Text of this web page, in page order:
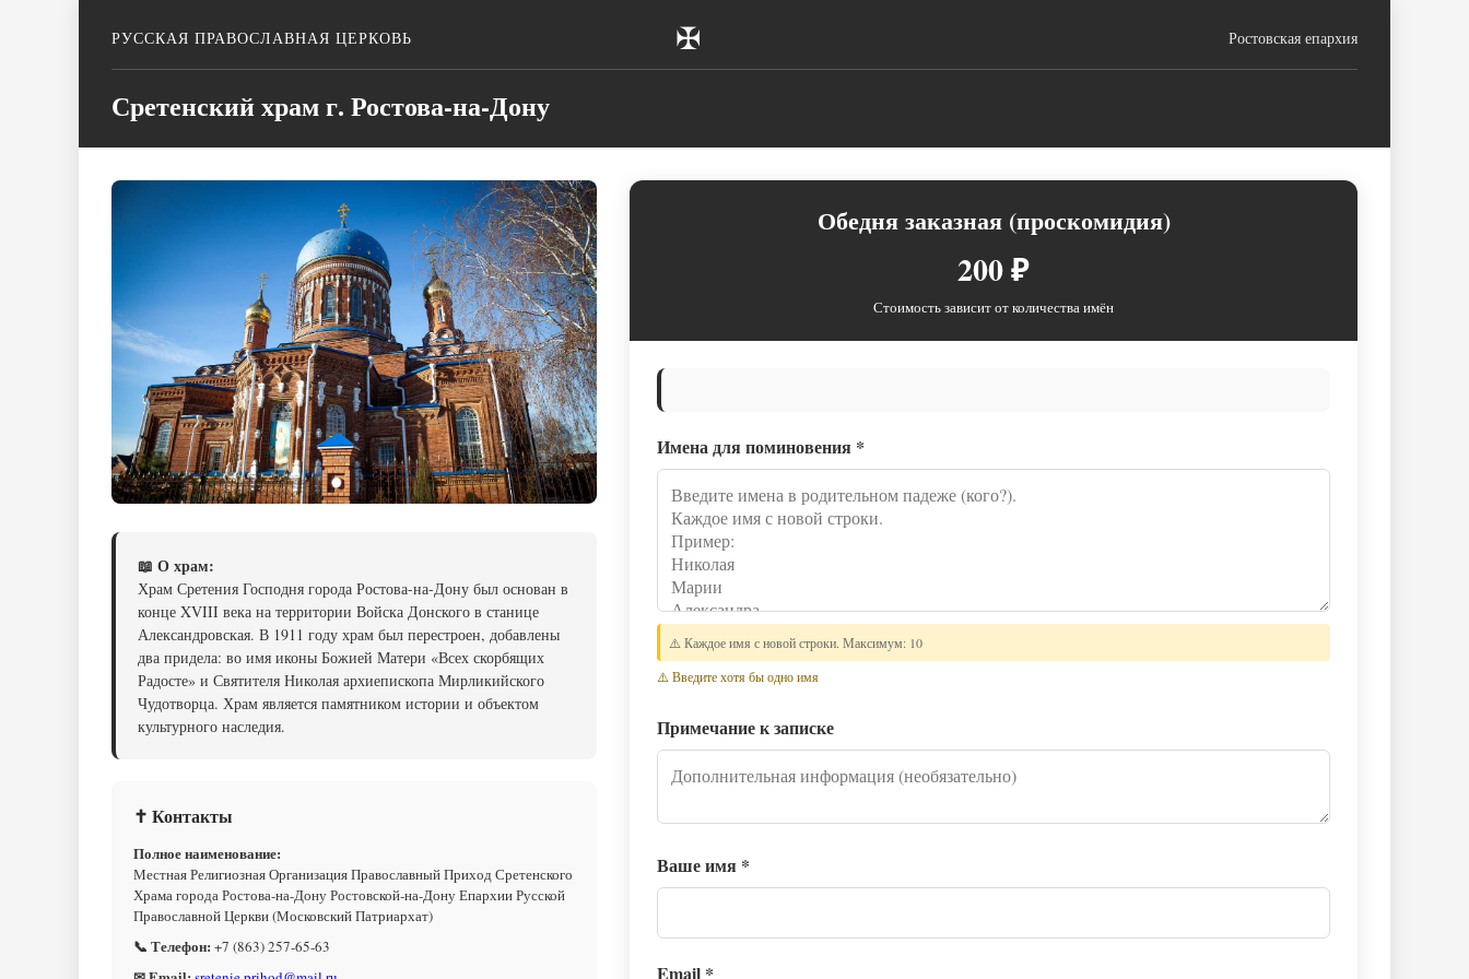
РУССКАЯ ПРАВОСЛАВНАЯ ЦЕРКОВЬ ✠ Ростовская епархия
Сретенский храм г. Ростова-на-Дону
📖 О храм:
Храм Сретения Господня города Ростова-на-Дону был основан в
конце XVIII века на территории Войска Донского в станице
Александровская. В 1911 году храм был перестроен, добавлены
два придела: во имя иконы Божией Матери «Всех скорбящих
Радосте» и Святителя Николая архиепископа Мирликийского
Чудотворца. Храм является памятником истории и объектом
культурного наследия.
✝ Контакты
Полное наименование:
Местная Религиозная Организация Православный Приход Сретенского
Храма города Ростова-на-Дону Ростовской-на-Дону Епархии Русской
Православной Церкви (Московский Патриархат)
📞 Телефон: +7 (863) 257-65-63
Обедня заказная (проскомидия)
200 ₽
Стоимость зависит от количества имён
Имена для поминовения *
⚠️ Каждое имя с новой строки. Максимум: 10
⚠️ Введите хотя бы одно имя
Примечание к записке
Ваше имя *
Email *